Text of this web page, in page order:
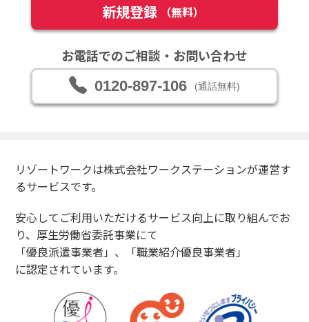
新規登録 （無料）
お電話でのご相談・お問い合わせ
0120-897-106 (通話無料)
リゾートワークは株式会社ワークステーションが運営す
るサービスです。
安心してご利用いただけるサービス向上に取り組んでお
り、厚生労働省委託事業にて
「優良派遣事業者」、「職業紹介優良事業者」
に認定されています。